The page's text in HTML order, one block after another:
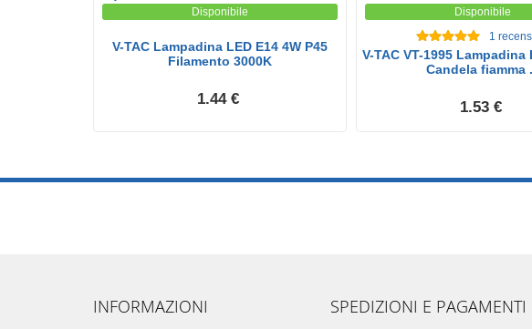
Disponibile
V-TAC Lampadina LED E14 4W P45
Filamento 3000K
1.44 €
Disponibile
1
V-TAC VT-1995 Lampadina
Candela fiamma
1.53 €
INFORMAZIONI SPEDIZIONI E PAGAMENTI